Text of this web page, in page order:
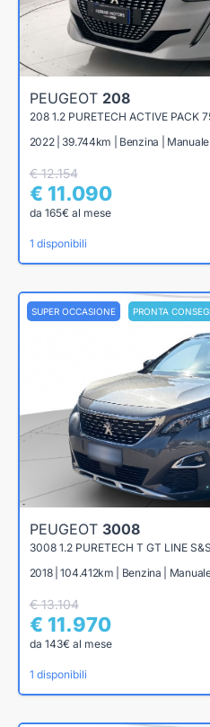
PEUGEOT 208
208 1.2 PURETECH ACTIVE PACK
2022 | 39.744km | Benzina | Manuale
€ 12.154
€ 11.090
da 165€ al mese
1 disponibili
SUPER OCCASIONE PRONTA
PEUGEOT 3008
3008 1.2 PURETECH T GT LINE
2018 | 104.412km | Benzina |
€ 13.104
€ 11.970
da 143€ al mese
1 disponibili